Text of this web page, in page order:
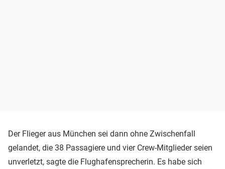
Der Flieger aus München sei dann ohne Zwischenfall
gelandet, die 38 Passagiere und vier Crew-Mitglieder seien
unverletzt, sagte die Flughafensprecherin. Es habe sich